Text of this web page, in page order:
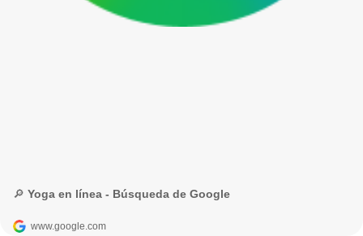
🔎 Yoga en línea - Búsqueda de Google
www.google.com